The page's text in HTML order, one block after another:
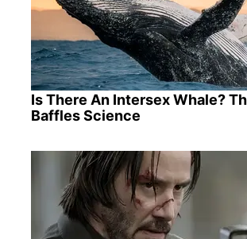
Is There An Intersex Whale?
Baffles Science